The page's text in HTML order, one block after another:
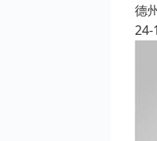
德
24-